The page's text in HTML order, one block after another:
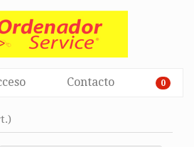
Contacto 0